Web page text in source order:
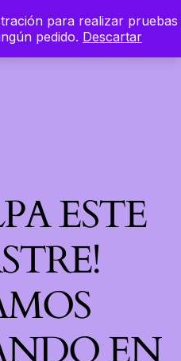
para realizar pruebas
pedido. Descartar
LinkedIn
Instagram
Facebook
Acceder
ESTE